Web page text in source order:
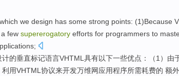
which we design has some strong points: (1)Because
few supererogatory efforts for programmers to
;
计的垂直标记语言VHTML具有以下一些优点：（1） 由
利用VHTML协议来开发万维网应用程序所需耗费的 额